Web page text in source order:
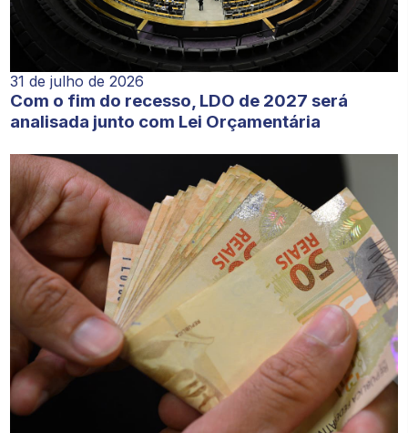
31 de julho de 2026
Com o fim do recesso, LDO de 2027 será
analisada junto com Lei Orçamentária